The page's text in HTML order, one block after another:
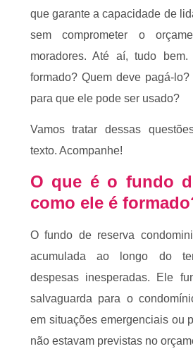
que garante a capacidade de
sem comprometer o
moradores. Até aí, tudo
formado? Quem deve pagá-
para que ele pode ser usado?
Vamos tratar dessas
texto. Acompanhe!
O que é o fundo
como ele é
O fundo de reserva
acumulada ao longo do
despesas inesperadas. Ele
salvaguarda para o
em situações emergenciais ou
não estavam previstas no